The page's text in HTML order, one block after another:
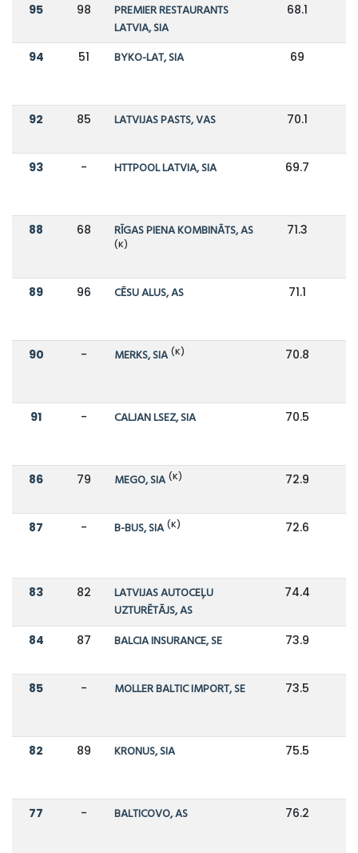
95 98
PREMIER RESTAURANTS
LATVIA, SIA
68.1
94 51 BYKO-LAT, SIA 69
92 85 LATVIJAS PASTS, VAS 70.1
93 - HTTPOOL LATVIA, SIA 69.7
88 68 RĪGAS PIENA KOMBINĀTS, AS
(K)
71.3
89 96 CĒSU ALUS, AS 71.1
90 - MERKS, SIA (K) 70.8
91 - CALJAN LSEZ, SIA 70.5
86 79 MEGO, SIA (K) 72.9
87 - B-BUS, SIA (K) 72.6
83 82
LATVIJAS AUTOCEĻU
UZTURĒTĀJS, AS
74.4
84 87 BALCIA INSURANCE, SE 73.9
85 - MOLLER BALTIC IMPORT, SE 73.5
82 89 KRONUS, SIA 75.5
77 - BALTICOVO, AS 76.2